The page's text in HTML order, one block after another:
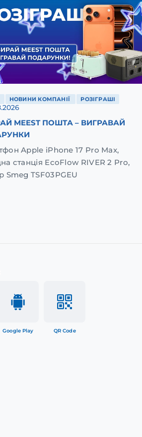
НОВИНИ КОМПАНІЇ РОЗІГРАШІ
MEEST ПОШТА – ВИГРАВАЙ
Apple iPhone 17 Pro Max,
станція EcoFlow RIVER 2 Pro,
Smeg TSF03PGEU
Google Play QR Code